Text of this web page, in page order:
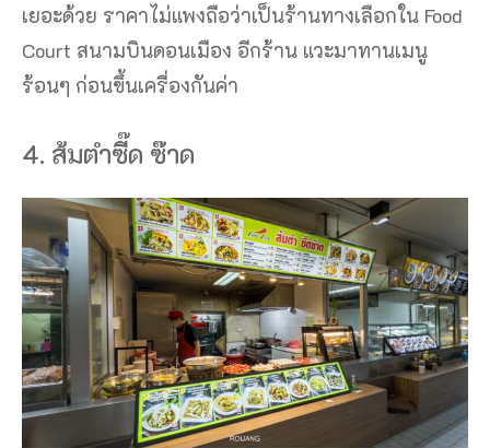
เยอะด้วย ราคาไม่แพงถือว่าเป็นร้านทางเลือกใน Food
Court สนามบินดอนเมือง อีกร้าน แวะมาทานเมนู
ร้อนๆ ก่อนขึ้นเครื่องกันค่า
4. ส้มตำซี๊ด ซ๊าด